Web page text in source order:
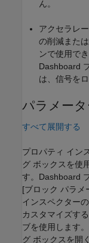
ん。
アクセラレ
の削減また
ンで使用で
Dashboard
は、信号を
パラメータ
すべて展開する
プロパティ イン
グ ボックスを使
す。Dashboard
[ブロック パラメ
インスペクターの
カスタマイズす
ブを使用します
グ ボックスを開